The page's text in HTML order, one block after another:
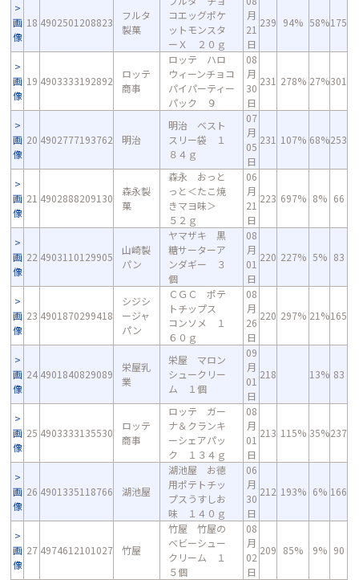
画
像
18 4902501208823
フルタ
製菓
コエッグポケ
ットモンスタ
ーＸ ２０ｇ
月
21
日
239 94% 58%175
画
像
19 4903333192892
ロッテ
商事
ロッテ ハロ
ウィーンチョコ
パイパーティー
パック ９
08
月
30
日
231 278% 27%301
画
像
20 4902777193762 明治
明治 ベスト
スリー袋 １
８４ｇ
07
月
05
日
231 107% 68%253
画
像
21 4902888209130
森永製
菓
森永 おっと
っと＜たこ焼
きマヨ味＞
５２ｇ
06
月
21
日
223 697% 8% 66
画
像
22 4903110129905
山崎製
パン
ヤマザキ 黒
糖サーターア
ンダギー ３
個
08
月
01
日
220 227% 5% 83
画
像
23 4901870299418
シジシ
ージャ
パン
ＣＧＣ ポテ
トチップス
コンソメ １
６０ｇ
08
月
26
日
220 297% 21%165
画
像
24 4901840829089
栄屋乳
業
栄屋 マロン
シュークリー
ム １個
09
月
01
日
218 13% 83
画
像
25 4903333135530
ロッテ
商事
ロッテ ガー
ナ＆クランキ
ーシェアパッ
ク １３４ｇ
08
月
01
日
213 115% 35%237
画
像
26 4901335118766 湖池屋
湖池屋 お徳
用ポテトチッ
プスうすしお
味 １４０ｇ
06
月
30
日
212 193% 6% 166
画
像
27 4974612101027 竹屋
竹屋 竹屋の
ベビーシュー
クリーム １
５個
08
月
02
日
209 85% 9% 90